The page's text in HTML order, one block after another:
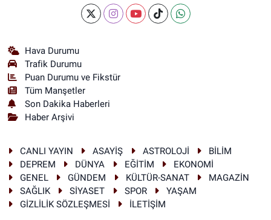
Hava Durumu
Trafik Durumu
Puan Durumu ve Fikstür
Tüm Manşetler
Son Dakika Haberleri
Haber Arşivi
CANLI YAYIN ASAYİŞ ASTROLOJİ
BİLİM
DEPREM
DÜNYA EĞİTİM
EKONOMİ
GENEL
GÜNDEM KÜLTÜR-SANAT
MAGAZİN
SAĞLIK
SİYASET SPOR
YAŞAM
GİZLİLİK SÖZLEŞMESİ
İLETİŞİM